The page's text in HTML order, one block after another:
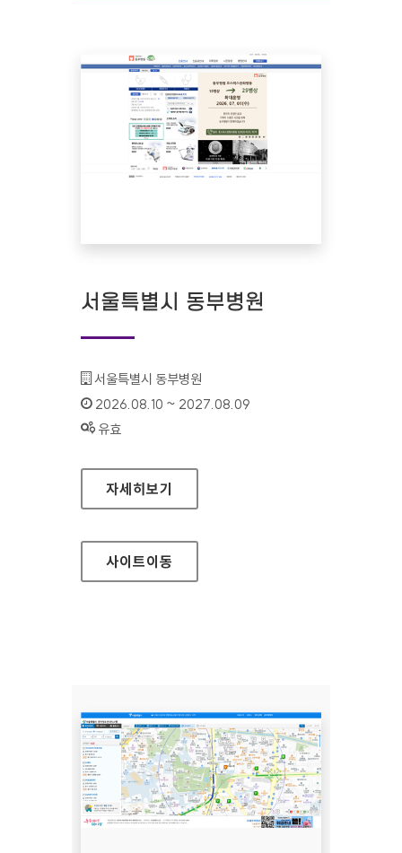
서울특별시 동부병원
기관명 :
서울특별시 동부병원
인증기간 :
2026.08.10 ~ 2027.08.09
상태 :
유효
서울특별시 동부병원
자세히보기
사이트이동